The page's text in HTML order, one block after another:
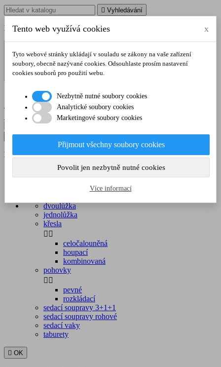
 Vyhledávání
Poradíme vám na tel.:728 106 103
shopping_cart
Košík 0 (0,00 Kč)
Přihlásit se
 Vyhledávání
Poradíme vám na tel.:728 106 103
ČALOUNĚNÝ NÁBYTEK
dvoulůžka
jednolůžka
křesla
 
celočalouněná
houpací
kombinovaná
pohovky
 
pevné
rozkládací
sedací soupravy 3+1+1
sedací soupravy rohové
sedací vaky
taburety
 OK
Tento web využívá cookies x
Tyto webové stránky ukládají v souladu se zákony na vaše zařízení
soubory, obecně nazývané cookies. Odsouhlaste prosím nastavení
cookies souborů pro použití webu.
Nezbytně nutné soubory cookies
Analytické soubory cookies
Marketingové soubory cookies
Přijmout všechny soubory cookies
Povolit jen nezbytně nutné cookies
Více informací